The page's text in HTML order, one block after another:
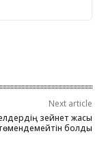
Next article
зейнет жасы
болды